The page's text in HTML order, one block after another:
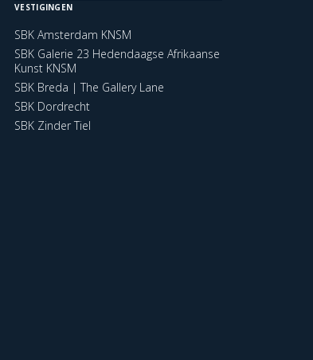
VESTIGINGEN
SBK Amsterdam KNSM
SBK Galerie 23 Hedendaagse Afrikaanse
Kunst KNSM
SBK Breda | The Gallery Lane
SBK Dordrecht
SBK Zinder Tiel